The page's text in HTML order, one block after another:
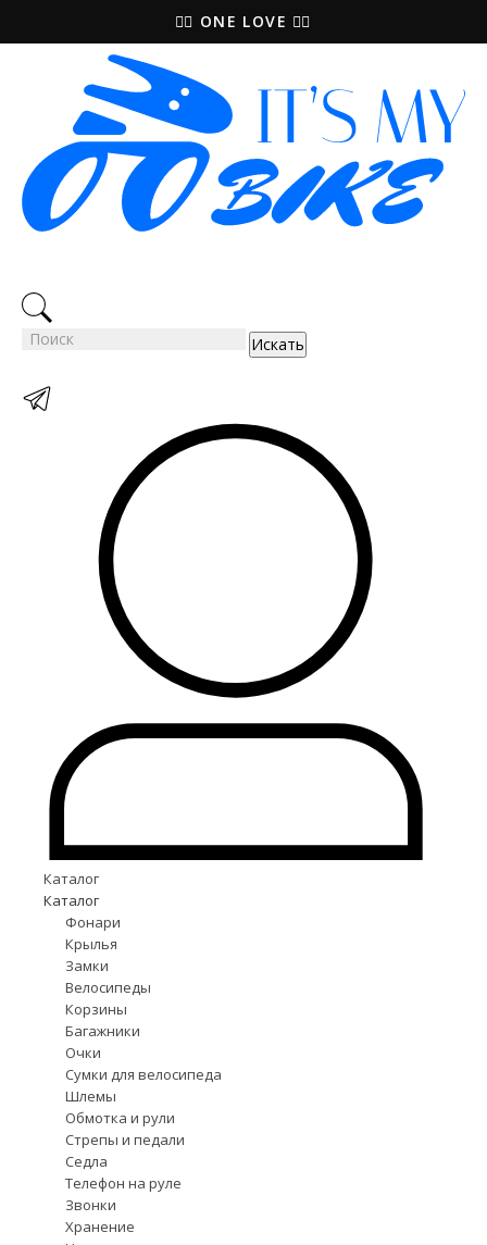
🚵‍♀️ ONE LOVE 🚴‍♀️
Искать
Каталог
Каталог
Фонари
Крылья
Замки
Велосипеды
Корзины
Багажники
Очки
Сумки для велосипеда
Шлемы
Обмотка и рули
Стрепы и педали
Седла
Телефон на руле
Звонки
Хранение